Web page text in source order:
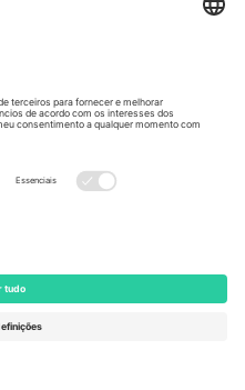
167 City Road, London, Greater